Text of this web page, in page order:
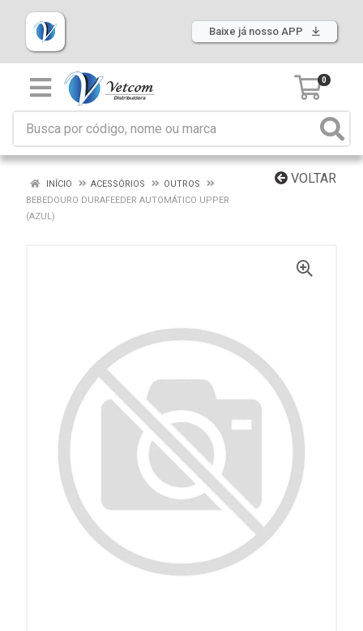
Baixe já nosso APP
0
VOLTAR
INÍCIO ACESSÓRIOS
OUTROS
BEBEDOURO DURAFEEDER AUTOMÁTICO UPPER
(AZUL)